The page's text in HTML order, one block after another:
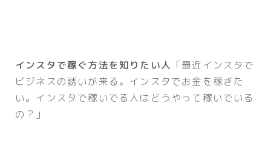
インスタで稼ぐ方法を知りたい人 「最近インスタで
ビジネスの誘いが来る。インスタでお金を稼ぎた
い。インスタで稼いでる人はどうやって稼いでいる
の？」